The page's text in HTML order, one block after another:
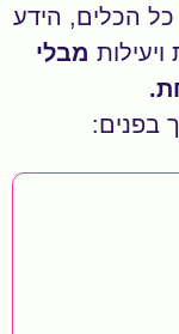
הכלים, הידע
מבלי
בפנים: